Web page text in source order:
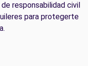
responsabilidad civil
para protegerte